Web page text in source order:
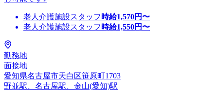
老人介護施設スタッフ 時給1,570円〜
老人介護施設スタッフ 時給1,550円〜
勤務地
面接地
愛知県名古屋市天白区笹原町1703
野並駅、名古屋駅、金山(愛知)駅